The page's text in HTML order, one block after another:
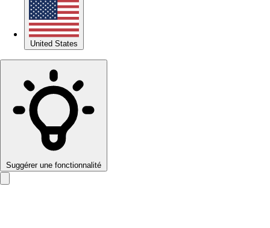
United States
Suggérer une fonctionnalité